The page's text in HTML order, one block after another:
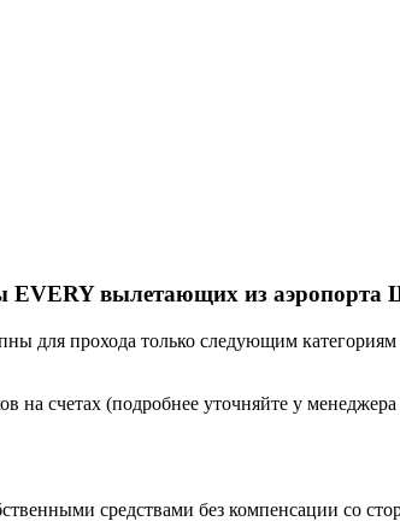
вылетающих из аэропорта
для прохода только следующим категориям
на счетах (подробнее уточняйте у
средствами без компенсации со